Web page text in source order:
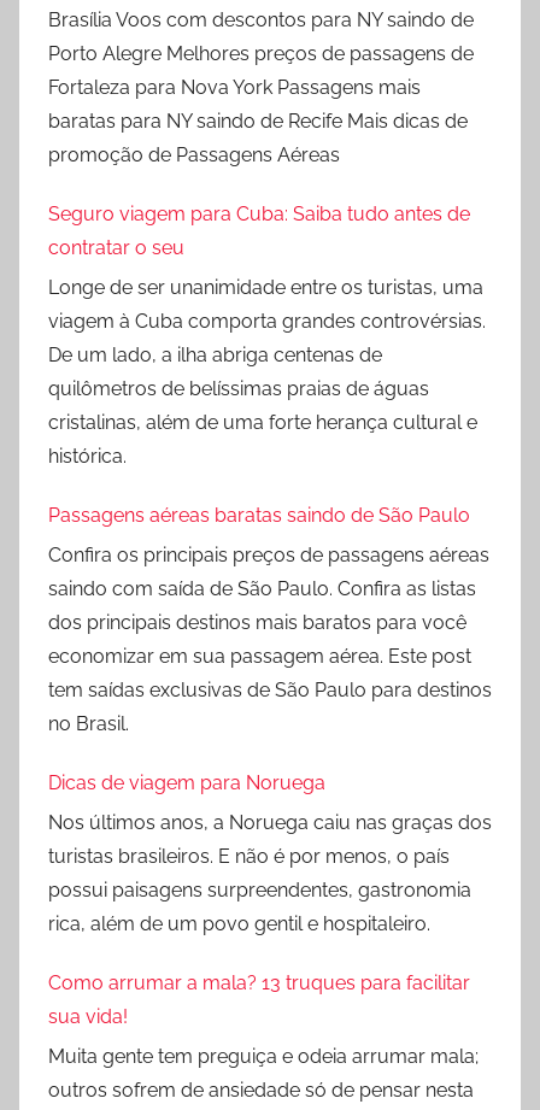
Brasília Voos com descontos para NY saindo de
Porto Alegre Melhores preços de passagens de
Fortaleza para Nova York Passagens mais
baratas para NY saindo de Recife Mais dicas de
promoção de Passagens Aéreas
Seguro viagem para Cuba: Saiba tudo antes de
contratar o seu
Longe de ser unanimidade entre os turistas, uma
viagem à Cuba comporta grandes controvérsias.
De um lado, a ilha abriga centenas de
quilômetros de belíssimas praias de águas
cristalinas, além de uma forte herança cultural e
histórica.
Passagens aéreas baratas saindo de São Paulo
Confira os principais preços de passagens aéreas
saindo com saída de São Paulo. Confira as listas
dos principais destinos mais baratos para você
economizar em sua passagem aérea. Este post
tem saídas exclusivas de São Paulo para destinos
no Brasil.
Dicas de viagem para Noruega
Nos últimos anos, a Noruega caiu nas graças dos
turistas brasileiros. E não é por menos, o país
possui paisagens surpreendentes, gastronomia
rica, além de um povo gentil e hospitaleiro.
Como arrumar a mala? 13 truques para facilitar
sua vida!
Muita gente tem preguiça e odeia arrumar mala;
outros sofrem de ansiedade só de pensar nesta